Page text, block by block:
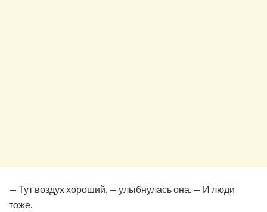
— Тут воздух хороший, — улыбнулась она. — И люди
тоже.